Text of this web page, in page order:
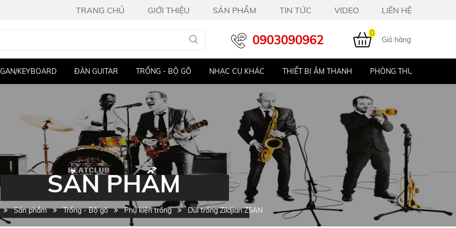
TRANG CHỦ GIỚI THIỆU SẢN PHẨM TIN TỨC VIDEO LIÊN HỆ
0903090962 0
Giỏ hàng
ĐÀN GUITAR TRỐNG - BỘ GÕ NHẠC CỤ KHÁC THIẾT BỊ ÂM THANH PHÒNG THU STUDIO ĐÀN PIANO ĐIỆN
SẢN PHẨM
Sản phẩm Trống - Bộ gõ Phụ kiện trống Dùi trống Zildjian Z5AN